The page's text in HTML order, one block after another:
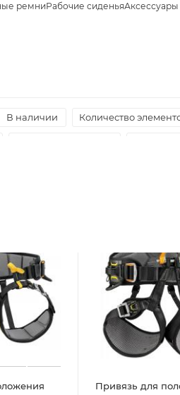
ремниРабочие сиденьяАксессуары
В наличии Количество
Привязь для